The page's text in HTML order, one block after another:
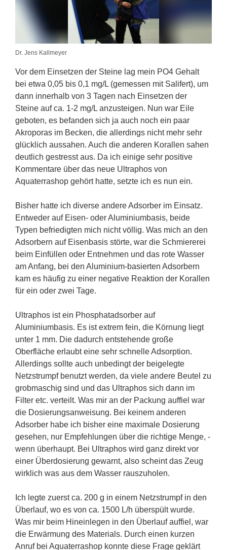
Dr. Jens Kallmeyer
Vor dem Einsetzen der Steine lag mein PO4 Gehalt
bei etwa 0,05 bis 0,1 mg/L (gemessen mit Salifert), um
dann innerhalb von 3 Tagen nach Einsetzen der
Steine auf ca. 1-2 mg/L anzusteigen. Nun war Eile
geboten, es befanden sich ja auch noch ein paar
Akroporas im Becken, die allerdings nicht mehr sehr
glücklich aussahen. Auch die anderen Korallen sahen
deutlich gestresst aus. Da ich einige sehr positive
Kommentare über das neue Ultraphos von
Aquaterrashop gehört hatte, setzte ich es nun ein.
Bisher hatte ich diverse andere Adsorber im Einsatz.
Entweder auf Eisen- oder Aluminiumbasis, beide
Typen befriedigten mich nicht völlig. Was mich an den
Adsorbern auf Eisenbasis störte, war die Schmiererei
beim Einfüllen oder Entnehmen und das rote Wasser
am Anfang, bei den Aluminium-basierten Adsorbern
kam es häufig zu einer negative Reaktion der Korallen
für ein oder zwei Tage.
Ultraphos ist ein Phosphatadsorber auf
Aluminiumbasis. Es ist extrem fein, die Körnung liegt
unter 1 mm. Die dadurch entstehende große
Oberfläche erlaubt eine sehr schnelle Adsorption.
Allerdings sollte auch unbedingt der beigelegte
Netzstrumpf benutzt werden, da viele andere Beutel zu
grobmaschig sind und das Ultraphos sich dann im
Filter etc. verteilt. Was mir an der Packung auffiel war
die Dosierungsanweisung. Bei keinem anderen
Adsorber habe ich bisher eine maximale Dosierung
gesehen, nur Empfehlungen über die richtige Menge, -
wenn überhaupt. Bei Ultraphos wird ganz direkt vor
einer Überdosierung gewarnt, also scheint das Zeug
wirklich was aus dem Wasser rauszuholen.
Ich legte zuerst ca. 200 g in einem Netzstrumpf in den
Überlauf, wo es von ca. 1500 L/h überspült wurde.
Was mir beim Hineinlegen in den Überlauf auffiel, war
die Erwärmung des Materials. Durch einen kurzen
Anruf bei Aquaterrashop konnte diese Frage geklärt